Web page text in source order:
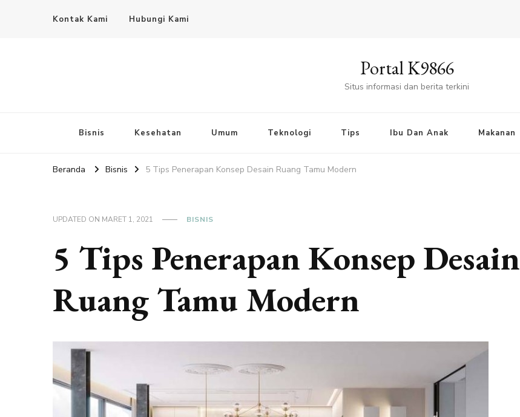
Kontak Kami Hubungi Kami
Portal K9866
Situs informasi dan berita terkini
Bisnis Kesehatan Umum Teknologi Tips Ibu Dan Anak Makanan
Beranda Bisnis 5 Tips Penerapan Konsep Desain Ruang Tamu Modern
UPDATED ON MARET 1, 2021 BISNIS
5 Tips Penerapan Konsep Desain
Ruang Tamu Modern